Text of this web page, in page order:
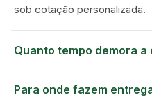
sob cotação personalizada.
Quanto tempo demora a
Para onde fazem